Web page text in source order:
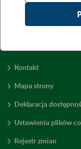
Kontakt
Mapa strony
Deklaracja
Ustawienia plików
Rejestr zmian